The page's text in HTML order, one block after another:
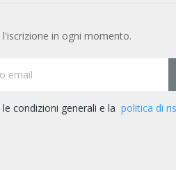
l'iscrizione in ogni momento.
condizioni generali e la politica di